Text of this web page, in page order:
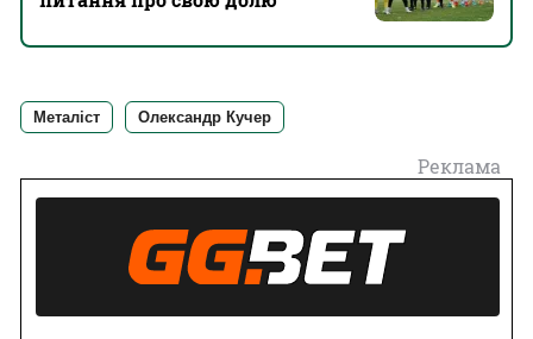
Металіст Олександр Кучер
Реклама